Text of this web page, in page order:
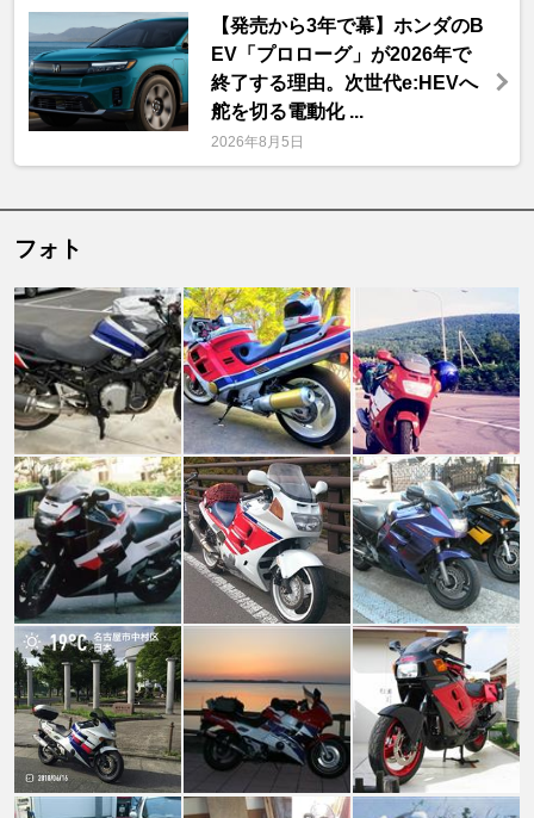
【発売から3年で幕】ホンダのB
EV「プロローグ」が2026年で
終了する理由。次世代e:HEVへ
舵を切る電動化 ...
2026年8月5日
フォト